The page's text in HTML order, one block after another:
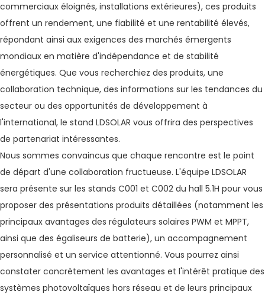
commerciaux éloignés, installations extérieures), ces produits
offrent un rendement, une fiabilité et une rentabilité élevés,
répondant ainsi aux exigences des marchés émergents
mondiaux en matière d'indépendance et de stabilité
énergétiques. Que vous recherchiez des produits, une
collaboration technique, des informations sur les tendances du
secteur ou des opportunités de développement à
l'international, le stand LDSOLAR vous offrira des perspectives
de partenariat intéressantes.
Nous sommes convaincus que chaque rencontre est le point
de départ d'une collaboration fructueuse. L'équipe LDSOLAR
sera présente sur les stands C001 et C002 du hall 5.1H pour vous
proposer des présentations produits détaillées (notamment les
principaux avantages des régulateurs solaires PWM et MPPT,
ainsi que des égaliseurs de batterie), un accompagnement
personnalisé et un service attentionné. Vous pourrez ainsi
constater concrètement les avantages et l'intérêt pratique des
systèmes photovoltaïques hors réseau et de leurs principaux